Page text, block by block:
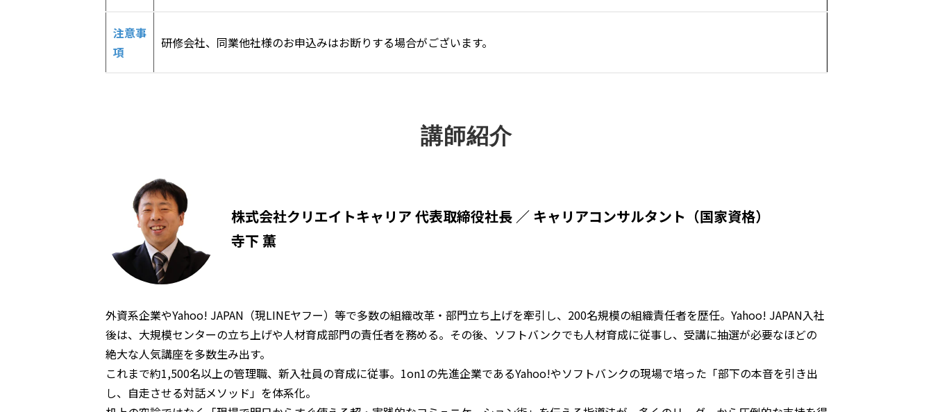
注意事
項
研修会社、同業他社様のお申込みはお断りする場合がございます。
講師紹介
株式会社クリエイトキャリア 代表取締役社長 ／ キャリアコンサルタント（国家資格）
寺下 薫
外資系企業やYahoo! JAPAN（現LINEヤフー）等で多数の組織改革・部門立ち上げを牽引し、200名規模の組織責任者を歴任。Yahoo! JAPAN入社
後は、大規模センターの立ち上げや人材育成部門の責任者を務める。その後、ソフトバンクでも人材育成に従事し、受講に抽選が必要なほどの
絶大な人気講座を多数生み出す。
これまで約1,500名以上の管理職、新入社員の育成に従事。1on1の先進企業であるYahoo!やソフトバンクの現場で培った「部下の本音を引き出
し、自走させる対話メソッド」を体系化。